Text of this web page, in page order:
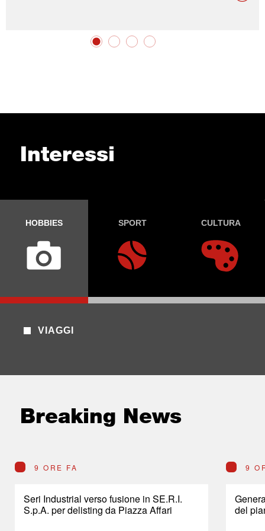
Interessi
HOBBIES SPORT CULTURA
VIAGGI
Breaking News
9 ORE FA
Seri Industrial verso fusione in SE.R.I.
S.p.A. per delisting da Piazza Affari
9
del